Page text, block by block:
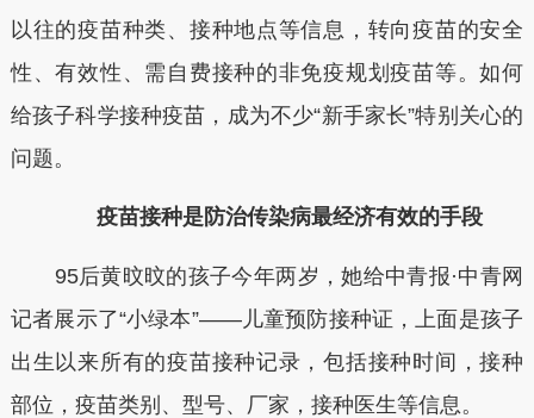
以往的疫苗种类、接种地点等信息，转向疫苗的安全
性、有效性、需自费接种的非免疫规划疫苗等。如何
给孩子科学接种疫苗，成为不少“新手家长”特别关心的
问题。
疫苗接种是防治传染病最经济有效的手段
95后黄旼旼的孩子今年两岁，她给中青报·中青网
记者展示了“小绿本”——儿童预防接种证，上面是孩子
出生以来所有的疫苗接种记录，包括接种时间，接种
部位，疫苗类别、型号、厂家，接种医生等信息。